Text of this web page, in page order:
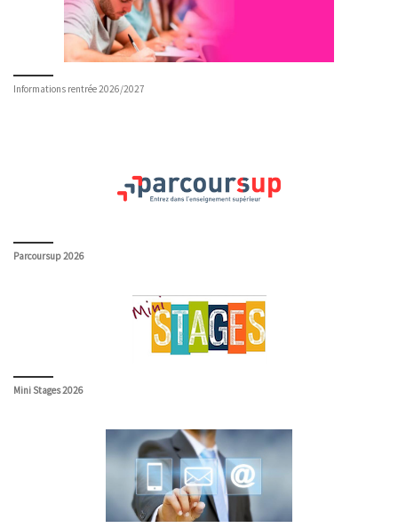
Informations rentrée 2026/2027
Parcoursup 2026
Mini Stages 2026